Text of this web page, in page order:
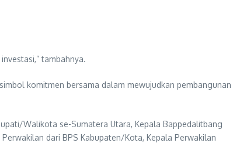
tambahnya.
komitmen bersama dalam mewujudkan pembangunan
Walikota se-Sumatera Utara, Kepala Bappedalitbang
dari BPS Kabupaten/Kota, Kepala Perwakilan